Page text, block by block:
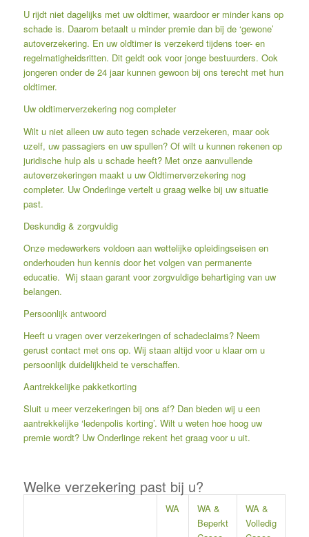
U rijdt niet dagelijks met uw oldtimer, waardoor er minder kans op
schade is. Daarom betaalt u minder premie dan bij de ‘gewone’
autoverzekering. En uw oldtimer is verzekerd tijdens toer- en
regelmatigheidsritten. Dit geldt ook voor jonge bestuurders. Ook
jongeren onder de 24 jaar kunnen gewoon bij ons terecht met hun
oldtimer.
Uw oldtimerverzekering nog completer
Wilt u niet alleen uw auto tegen schade verzekeren, maar ook
uzelf, uw passagiers en uw spullen? Of wilt u kunnen rekenen op
juridische hulp als u schade heeft? Met onze aanvullende
autoverzekeringen maakt u uw Oldtimerverzekering nog
completer. Uw Onderlinge vertelt u graag welke bij uw situatie
past.
Deskundig & zorgvuldig
Onze medewerkers voldoen aan wettelijke opleidingseisen en
onderhouden hun kennis door het volgen van permanente
educatie. Wij staan garant voor zorgvuldige behartiging van uw
belangen.
Persoonlijk antwoord
Heeft u vragen over verzekeringen of schadeclaims? Neem
gerust contact met ons op. Wij staan altijd voor u klaar om u
persoonlijk duidelijkheid te verschaffen.
Aantrekkelijke pakketkorting
Sluit u meer verzekeringen bij ons af? Dan bieden wij u een
aantrekkelijke ‘ledenpolis korting’. Wilt u weten hoe hoog uw
premie wordt? Uw Onderlinge rekent het graag voor u uit.
Welke verzekering past bij u?
WA
WA &
Beperkt
WA &
Volledig